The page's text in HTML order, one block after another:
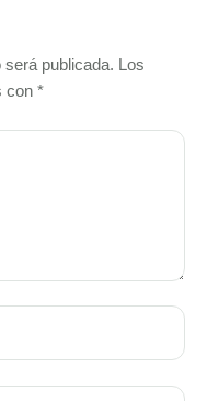
publicada. Los
con *